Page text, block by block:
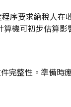
序要求納稅人
機可初步估算
完整性。準備